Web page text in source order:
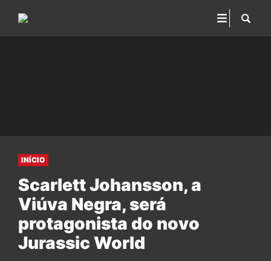
INÍCIO
Scarlett Johansson, a
Viúva Negra, será
protagonista do novo
Jurassic World